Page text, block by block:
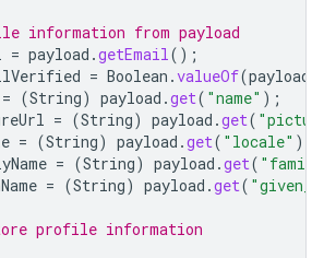
information from payload
= payload .getEmail();
= Boolean .valueOf(payload
= (String) payload .get( "name" );
= (String) payload .get(
= (String) payload .get( "locale" );
= (String) payload .get(
= (String) payload .get(
profile information